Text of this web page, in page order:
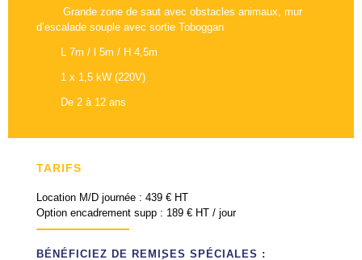
Grande zone de saut avec obstacles animaux, mur
d’escalade souple avec sortie Toboggan
L 7m / l 5m / H 4,5m
1 x 1,5 kW (220V)
De 2 à 12 ans
TARIFS
Location M/D journée : 439 € HT
Option encadrement supp : 189 € HT / jour
BÉNÉFICIEZ DE REMISES SPÉCIALES :